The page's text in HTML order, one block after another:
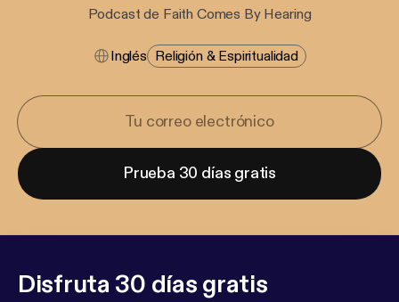
Podcast de Faith Comes By Hearing
Inglés Religión & Espiritualidad
Prueba 30 días gratis
Disfruta 30 días gratis